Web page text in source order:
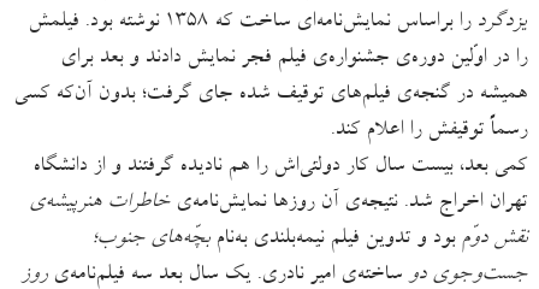
یزدگرد
را براساس نمایش‌نامه‌ای ساخت که ۱۳۵۸ نوشته بود. فیلمش
را در اوّلین دوره‌ی جشنواره‌ی فیلم فجر نمایش دادند و بعد برای
همیشه در گنجه‌ی فیلم‌های توقیف ‌شده جای گرفت؛ بدون آن‌که کسی
رسماً توقیفش را اعلام کند.
کمی بعد، بیست سال کار دولتی‌اش را هم نادیده گرفتند و از دانشگاه
تهران اخراج شد. نتیجه‌ی آن روزها نمایش‌نامه‌یخاطرات هنرپیشه‌ی
نقش دوّم بود و تدوین فیلم نیمه‌بلندی به‌نامبچّه‌های جنوب؛
جست‌وجوی دو ساخته‌ی امیر نادری. یک سال بعد سه فیلم‌نامه‌یروز